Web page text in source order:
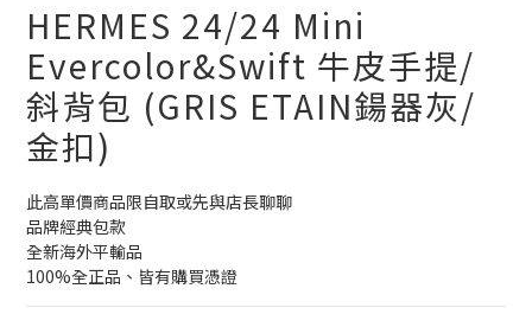
HERMES 24/24 Mini
Evercolor&Swift 牛皮手提/
斜背包 (GRIS ETAIN鍚器灰/
金扣)
此高單價商品限自取或先與店長聊聊
品牌經典包款
全新海外平輸品
100%全正品、皆有購買憑證